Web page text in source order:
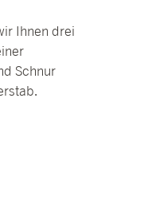
Ihnen drei
Schnur